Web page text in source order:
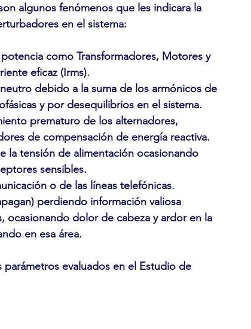
algunos fenómenos que les indicara la
en el sistema:
como Transformadores, Motores y
eficaz (Irms).
debido a la suma de los armónicos de
y por desequilibrios en el sistema.
prematuro de los alternadores,
de compensación de energía reactiva.
tensión de alimentación ocasionando
sensibles.
o de las líneas telefónicas.
perdiendo información valiosa
ocasionando dolor de cabeza y ardor en la
en esa área.
parámetros evaluados en el Estudio de